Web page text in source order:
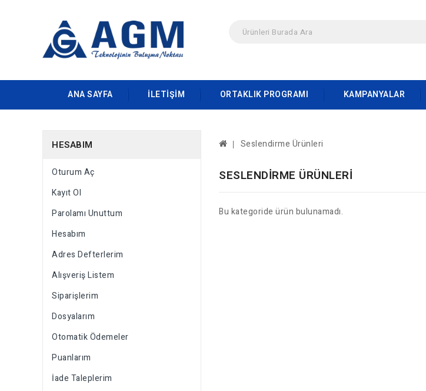
ANA SAYFA İLETIŞIM ORTAKLIK PROGRAMI KAMPANYALAR
HESABIM
Oturum Aç
Kayıt Ol
Parolamı Unuttum
Hesabım
Adres Defterlerim
Alışveriş Listem
Siparişlerim
Dosyalarım
Otomatik Ödemeler
Puanlarım
İade Taleplerim
Seslendirme Ürünleri
SESLENDIRME ÜRÜNLERI
Bu kategoride ürün bulunamadı.